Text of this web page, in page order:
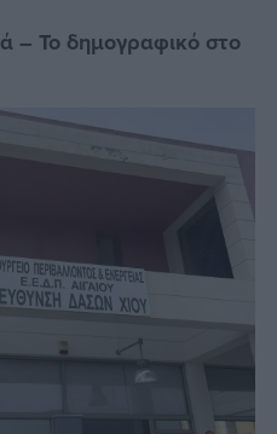
– Το δημογραφικό στο